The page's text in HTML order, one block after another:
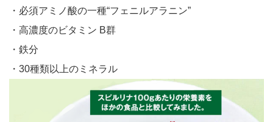
・必須アミノ酸の一種“フェニルアラニン”
・高濃度のビタミン B群
・鉄分
・30種類以上のミネラル